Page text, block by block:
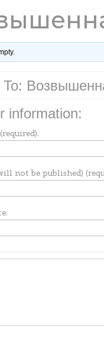
To:
information:
not be published)